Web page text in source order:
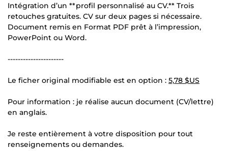
Intégration d’un **profil personnalisé au CV.** Trois
retouches gratuites. CV sur deux pages si nécessaire.
Document remis en Format PDF prêt à l’impression,
PowerPoint ou Word.
----------------------
Le ficher original modifiable est en option : 5,78 $US
Pour information : je réalise aucun document (CV/lettre)
en anglais.
Je reste entièrement à votre disposition pour tout
renseignements ou demandes.